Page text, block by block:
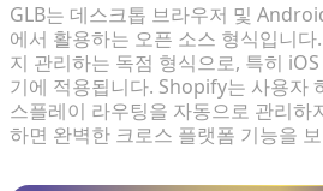
GLB는 데스크톱 브라우저 및
에서 활용하는 오픈 소스 형식입니
지 관리하는 독점 형식으로, 특히
기에 적용됩니다. Shopify는 사용자
스플레이 라우팅을 자동으로 관리하
하면 완벽한 크로스 플랫폼 기능을